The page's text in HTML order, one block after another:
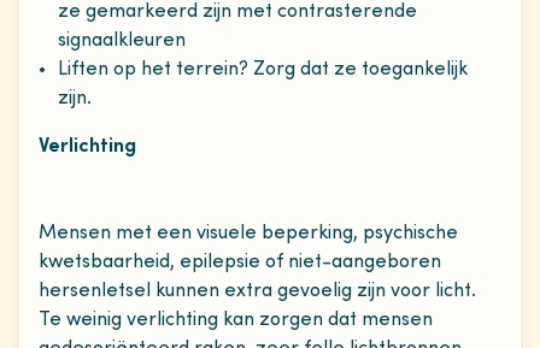
ze gemarkeerd zijn met contrasterende
signaalkleuren
Liften op het terrein? Zorg dat ze toegankelijk
zijn.
Verlichting
Mensen met een visuele beperking, psychische
kwetsbaarheid, epilepsie of niet-aangeboren
hersenletsel kunnen extra gevoelig zijn voor licht.
Te weinig verlichting kan zorgen dat mensen